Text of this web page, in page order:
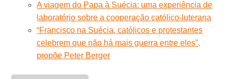
A viagem do Papa à Suécia: uma experiência de
laboratório sobre a cooperação católico-luterana
“Francisco na Suécia, católicos e protestantes
celebrem que não há mais guerra entre eles”,
propõe Peter Berger